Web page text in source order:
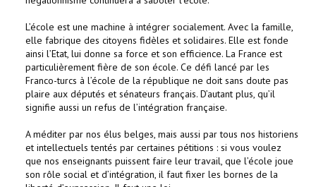
L’école est une machine à intégrer socialement. Avec la famille,
elle fabrique des citoyens fidèles et solidaires. Elle est fonde
ainsi l’Etat, lui donne sa force et son efficience. La France est
particulièrement fière de son école. Ce défi lancé par les
Franco-turcs à l’école de la république ne doit sans doute pas
plaire aux députés et sénateurs français. D’autant plus, qu’il
signifie aussi un refus de l’intégration française.
A méditer par nos élus belges, mais aussi par tous nos historiens
et intellectuels tentés par certaines pétitions : si vous voulez
que nos enseignants puissent faire leur travail, que l’école joue
son rôle social et d’intégration, il faut fixer les bornes de la